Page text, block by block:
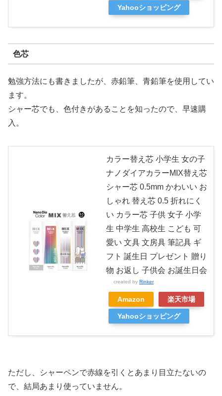
Yahooショッピング
色芯
勉強方法にも書きましたが、赤鉛筆、青鉛筆を使用してい
ます。
シャー芯でも、色付きがあることを知ったので、早速購
入。
カラー替え芯 小学生 女の子
ナノダイアカラーMIX替え芯
シャー芯 0.5mm かわいい お
しゃれ 替え芯 0.5 折れにく
い カラー芯 子供 女子 小学
生 中学生 高校生 こども 可
愛い 文具 文房具 筆記具 ギ
フト 誕生日 プレゼント 贈り
物 お返し 子供会 お誕生日会
created by Rinker
Amazon 楽天市場
Yahooショッピング
ただし、シャーペンで赤線を引くとあまり目立たないの
で、結局あまり使っていません。